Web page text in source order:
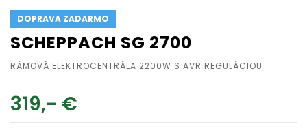
DOPRAVA ZADARMO
SCHEPPACH SG 2700
RÁMOVÁ ELEKTROCENTRÁLA 2200W S AVR REGULÁCIOU
319,- €